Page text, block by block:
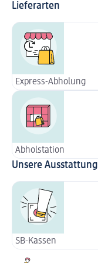
Lieferarten
Express-Abholung
Abholstation
Unsere Ausstattung
SB-Kassen